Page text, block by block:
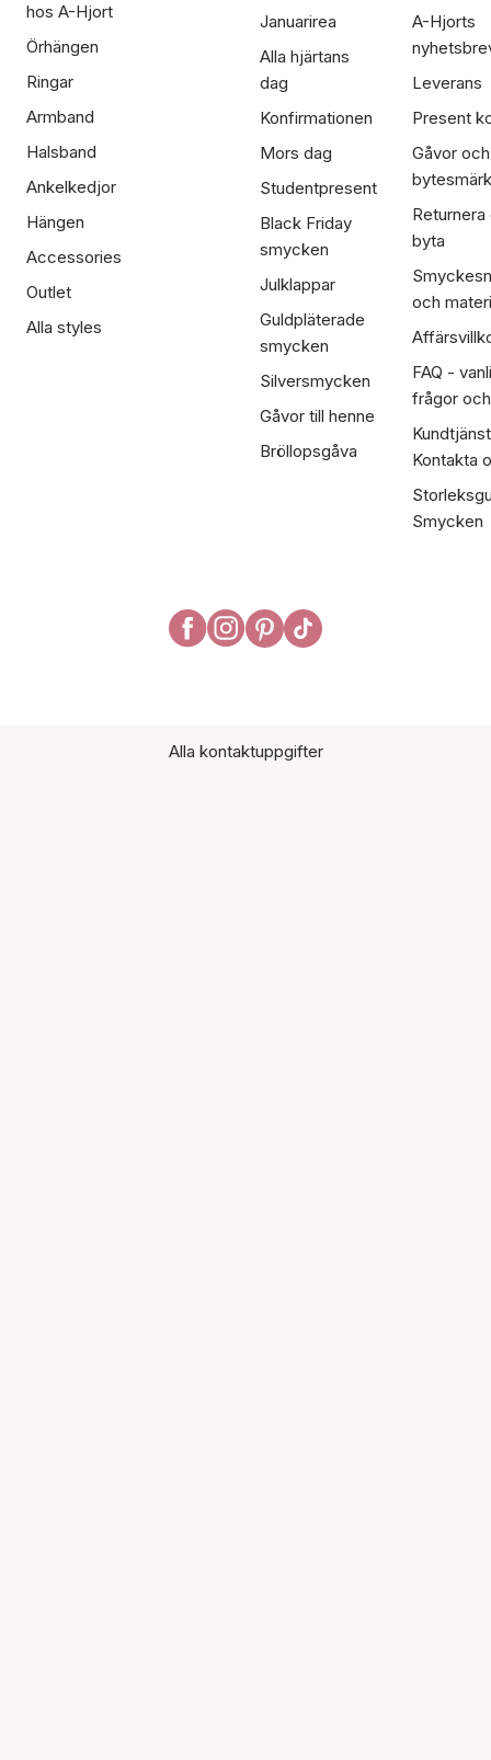
hos A-Hjort
Örhängen
Ringar
Armband
Halsband
Ankelkedjor
Hängen
Accessories
Outlet
Alla styles
Januarirea
Alla hjärtans
dag
Konfirmationen
Mors dag
Studentpresent
Black Friday
smycken
Julklappar
Guldpläterade
smycken
Silversmycken
Gåvor till henne
Bröllopsgåva
A-Hjorts
Leverans
Present
Gåvor och
Returnera
byta
och
FAQ -
frågor
Kontakta
Smycken
Alla kontaktuppgifter